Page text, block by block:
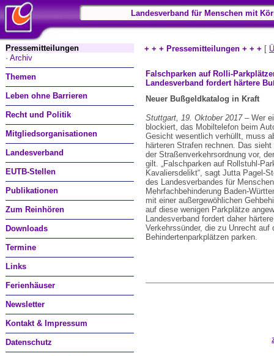
Landesverband für Menschen mit
Pressemitteilungen
· Archiv
Themen
Leben ohne Barrieren
Recht und Politik
Mitgliedsorganisationen
Landesverband
EUTB-Stellen
Publikationen
Zum Reinhören
Downloads
Termine
Links
Ferienhäuser
Newsletter
Kontakt & Impressum
Datenschutz
+ + + Pressemitteilungen + + + [
Falschparken auf Rolli-
Landesverband fordert härtere
Neuer Bußgeldkatalog in Kraft
Stuttgart, 19. Oktober 2017– Wer
blockiert, das Mobiltelefon beim
Gesicht wesentlich verhüllt, muss
härteren Strafen rechnen. Das
der Straßenverkehrsordnung vor,
gilt. „Falschparken auf Rollstuhl-
Kavaliersdelikt“, sagt Jutta Pagel-
des Landesverbandes für
Mehrfachbehinderung Baden-
mit einer außergewöhlichen
auf diese wenigen Parkplätze
Landesverband fordert daher
Verkehrssünder, die zu Unrecht auf
Behindertenparkplätzen parken.